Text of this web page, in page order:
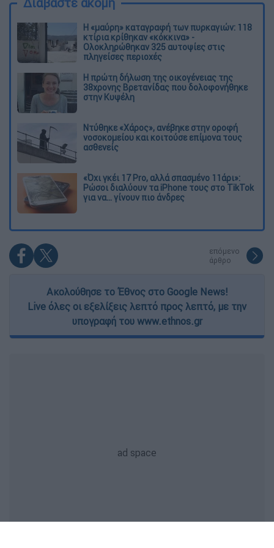
Η «μαύρη» καταγραφή των πυρκαγιών: 118
κτίρια κρίθηκαν «κόκκινα» -
Ολοκληρώθηκαν 325 αυτοψίες στις
πληγείσες περιοχές
Η πρώτη δήλωση της οικογένειας της
38χρονης Βρετανίδας που δολοφονήθηκε
στην Κυψέλη
Ντύθηκε «Χάρος», ανέβηκε στην οροφή
νοσοκομείου και κοιτούσε επίμονα τους
ασθενείς
«Όχι γκέι 17 Pro, αλλά σπασμένο 11άρι»:
Ρώσοι διαλύουν τα iPhone τους στο TikTok
για να... γίνουν πιο άνδρες
επόμενο
άρθρο
Ακολούθησε το Έθνος στο Google News!
Live όλες οι εξελίξεις λεπτό προς λεπτό, με την
υπογραφή του www.ethnos.gr